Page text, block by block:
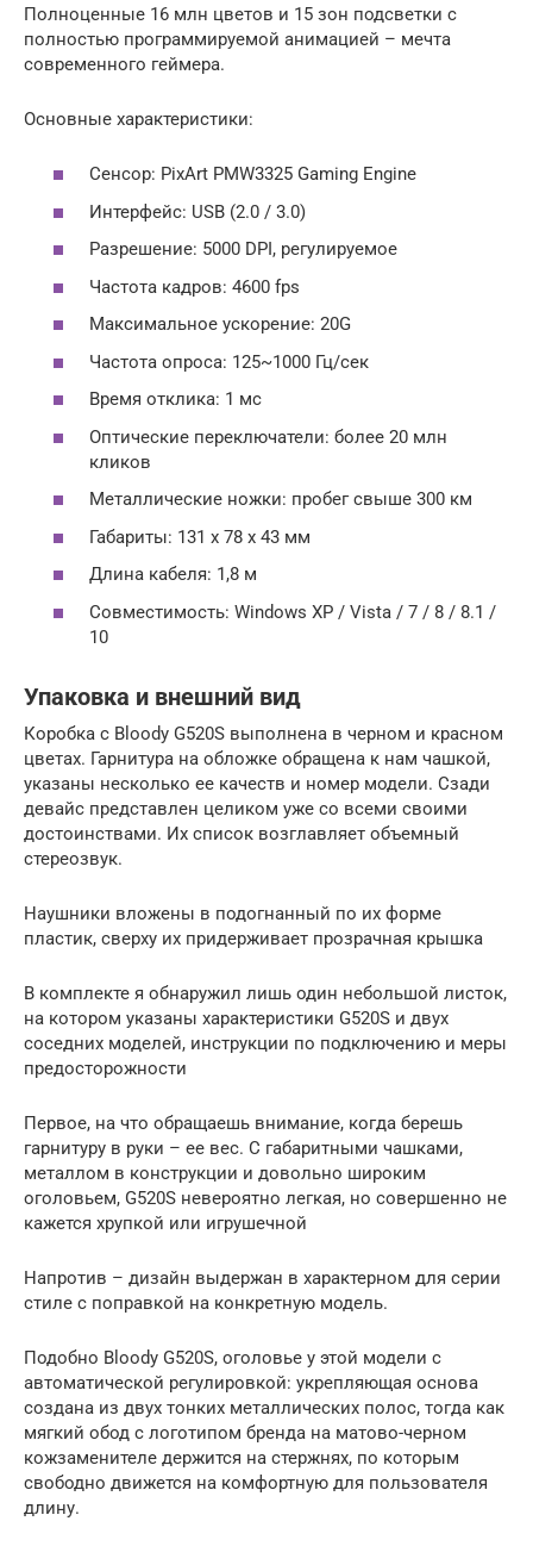
Полноценные 16 млн цветов и 15 зон подсветки с
полностью программируемой анимацией – мечта
современного геймера.
Основные характеристики:
Сенсор: PixArt PMW3325 Gaming Engine
Интерфейс: USB (2.0 / 3.0)
Разрешение: 5000 DPI, регулируемое
Частота кадров: 4600 fps
Максимальное ускорение: 20G
Частота опроса: 125~1000 Гц/сек
Время отклика: 1 мс
Оптические переключатели: более 20 млн
кликов
Металлические ножки: пробег свыше 300 км
Габариты: 131 х 78 х 43 мм
Длина кабеля: 1,8 м
Совместимость: Windows XP / Vista / 7 / 8 / 8.1 /
10
Упаковка и внешний вид
Коробка с Bloody G520S выполнена в черном и красном
цветах. Гарнитура на обложке обращена к нам чашкой,
указаны несколько ее качеств и номер модели. Сзади
девайс представлен целиком уже со всеми своими
достоинствами. Их список возглавляет объемный
стереозвук.
Наушники вложены в подогнанный по их форме
пластик, сверху их придерживает прозрачная крышка
В комплекте я обнаружил лишь один небольшой листок,
на котором указаны характеристики G520S и двух
соседних моделей, инструкции по подключению и меры
предосторожности
Первое, на что обращаешь внимание, когда берешь
гарнитуру в руки – ее вес. С габаритными чашками,
металлом в конструкции и довольно широким
оголовьем, G520S невероятно легкая, но совершенно не
кажется хрупкой или игрушечной
Напротив – дизайн выдержан в характерном для серии
стиле с поправкой на конкретную модель.
Подобно Bloody G520S, оголовье у этой модели с
автоматической регулировкой: укрепляющая основа
создана из двух тонких металлических полос, тогда как
мягкий обод с логотипом бренда на матово-черном
кожзаменителе держится на стержнях, по которым
свободно движется на комфортную для пользователя
длину.